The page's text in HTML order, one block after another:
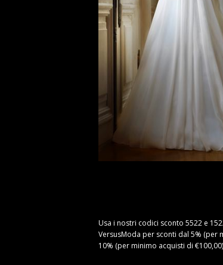
Usa i nostri codici sconto 5522 e
VersusModa per sconti dal 5% (per
10% (per minimo acquisti di €100,00)